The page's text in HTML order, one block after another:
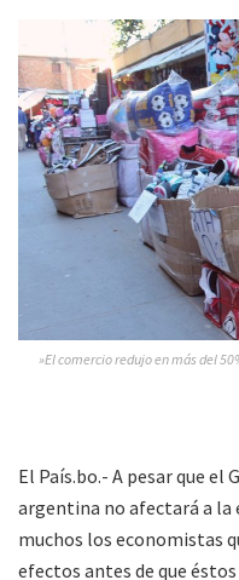
»El comercio redujo en más del
El País.bo.- A pesar que el
argentina no afectará a
muchos los economistas
efectos antes de que